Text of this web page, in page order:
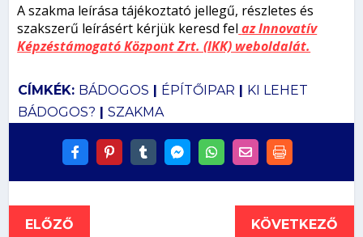
A szakma leírása tájékoztató jellegű, részletes és
szakszerű leírásért kérjük keresd fel az Innovatív
Képzéstámogató Központ Zrt. (IKK) weboldalát.
CÍMKÉK: BÁDOGOS | ÉPÍTŐIPAR | KI LEHET
BÁDOGOS? | SZAKMA
ELŐZŐ KÖVETKEZŐ